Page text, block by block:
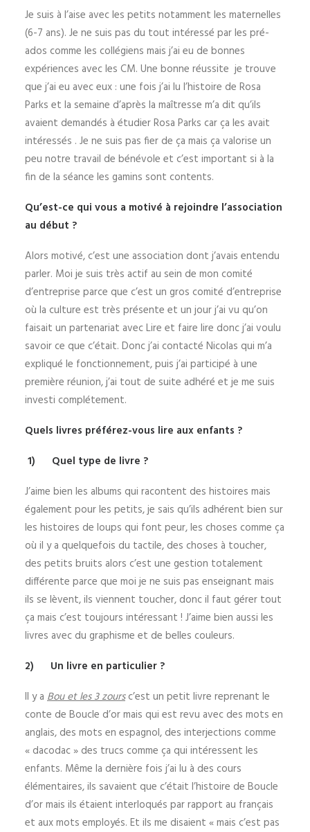
Je suis à l’aise avec les petits notamment les maternelles
(6-7 ans). Je ne suis pas du tout intéressé par les pré-
ados comme les collégiens mais j’ai eu de bonnes
expériences avec les CM. Une bonne réussite je trouve
que j’ai eu avec eux : une fois j’ai lu l’histoire de Rosa
Parks et la semaine d’après la maîtresse m’a dit qu’ils
avaient demandés à étudier Rosa Parks car ça les avait
intéressés . Je ne suis pas fier de ça mais ça valorise un
peu notre travail de bénévole et c’est important si à la
fin de la séance les gamins sont contents.
Qu’est-ce qui vous a motivé à rejoindre l’association
au début ?
Alors motivé, c’est une association dont j’avais entendu
parler. Moi je suis très actif au sein de mon comité
d’entreprise parce que c’est un gros comité d’entreprise
où la culture est très présente et un jour j’ai vu qu’on
faisait un partenariat avec Lire et faire lire donc j’ai voulu
savoir ce que c’était. Donc j’ai contacté Nicolas qui m’a
expliqué le fonctionnement, puis j’ai participé à une
première réunion, j’ai tout de suite adhéré et je me suis
investi complétement.
Quels livres préférez-vous lire aux enfants ?
1)
Quel type de livre ?
J’aime bien les albums qui racontent des histoires mais
également pour les petits, je sais qu’ils adhérent bien sur
les histoires de loups qui font peur, les choses comme ça
où il y a quelquefois du tactile, des choses à toucher,
des petits bruits alors c’est une gestion totalement
différente parce que moi je ne suis pas enseignant mais
ils se lèvent, ils viennent toucher, donc il faut gérer tout
ça mais c’est toujours intéressant ! J’aime bien aussi les
livres avec du graphisme et de belles couleurs.
2)
Un livre en particulier ?
Il y a Bou et les 3 zoursc’est un petit livre reprenant le
conte de Boucle d’or mais qui est revu avec des mots en
anglais, des mots en espagnol, des interjections comme
« dacodac » des trucs comme ça qui intéressent les
enfants. Même la dernière fois j’ai lu à des cours
élémentaires, ils savaient que c’était l’histoire de Boucle
d’or mais ils étaient interloqués par rapport au français
et aux mots employés. Et ils me disaient « mais c’est pas